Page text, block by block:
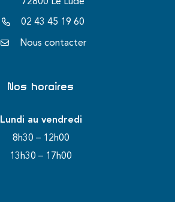
72800 Le Lude
02 43 45 19 60
Nous contacter
Nos horaires
Lundi au vendredi
8h30 – 12h00
13h30 – 17h00